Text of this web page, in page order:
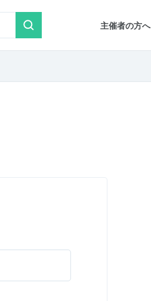
主催者の方へ